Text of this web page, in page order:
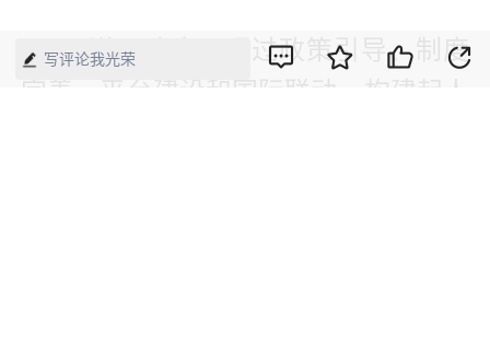
“可以说，政府正通过政策引导、制度
完善、平台建设和国际联动，构建起人
写评论我光荣